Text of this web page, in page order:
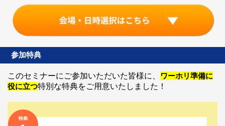
参加特典
このセミナーにご参加いただいた皆様に、
ワーホリ準備に
役に立つ特別な特典をご用意いたしました！